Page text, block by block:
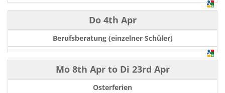
Do 4th Apr
Berufsberatung (einzelner Schüler)
Mo 8th Aprto Di 23rd Apr
Osterferien